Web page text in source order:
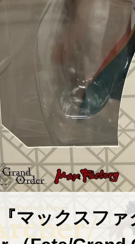
マックスフ